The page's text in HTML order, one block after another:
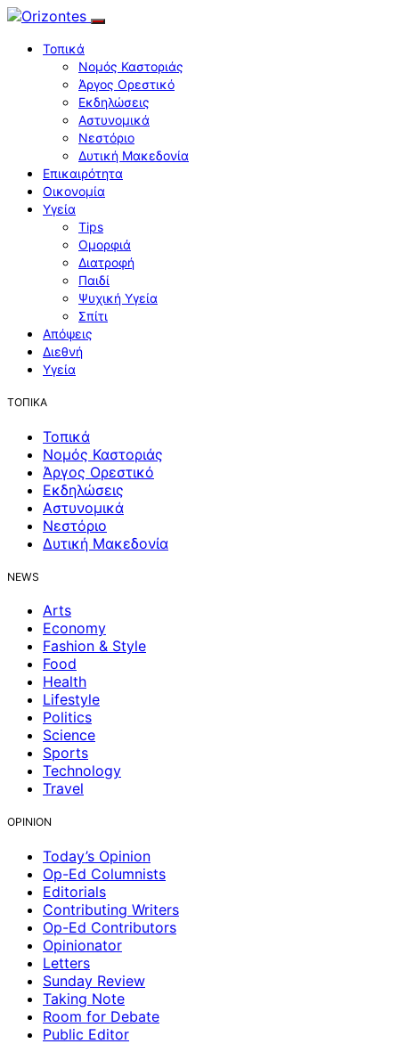
Τοπικά
Νομός Καστοριάς
Άργος Ορεστικό
Εκδηλώσεις
Αστυνομικά
Νεστόριο
Δυτική Μακεδονία
Επικαιρότητα
Οικονομία
Υγεία
Tips
Ομορφιά
Διατροφή
Παιδί
Ψυχική Υγεία
Σπίτι
Απόψεις
Διεθνή
Υγεία
ΤΟΠΙΚΑ
Τοπικά
Νομός Καστοριάς
Άργος Ορεστικό
Εκδηλώσεις
Αστυνομικά
Νεστόριο
Δυτική Μακεδονία
NEWS
Arts
Economy
Fashion & Style
Food
Health
Lifestyle
Politics
Science
Sports
Technology
Travel
OPINION
Today’s Opinion
Op-Ed Columnists
Editorials
Contributing Writers
Op-Ed Contributors
Opinionator
Letters
Sunday Review
Taking Note
Room for Debate
Public Editor